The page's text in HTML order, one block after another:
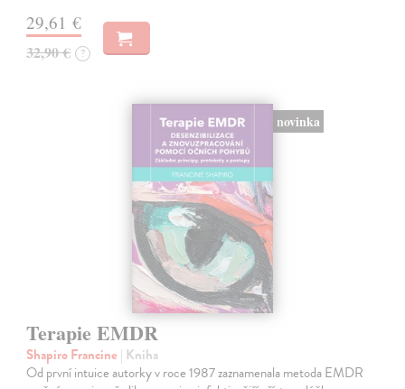
29,61 €
32,90 € ?
novinka
Terapie EMDR
Shapiro Francine | Kniha
Od první intuice autorky v roce 1987 zaznamenala metoda EMDR